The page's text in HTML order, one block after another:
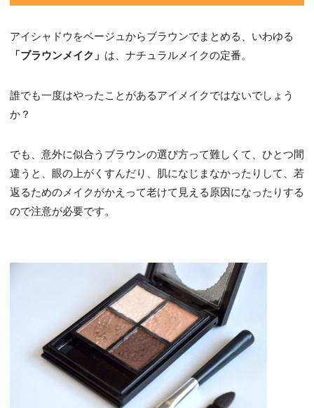
アイシャドウをベージュからブラウンでまとめる、いわゆる
「ブラウンメイク」 は、ナチュラルメイクの定番。
誰でも一度はやったことがあるアイメイクではないでしょう
か？
でも、意外に似合うブラウンの選び方って難しくて、ひとつ間
違うと、眼の上がくすんだり、肌になじまなかったりして、若
返るためのメイクがかえって老けて見える原因になったりする
ので注意が必要です。